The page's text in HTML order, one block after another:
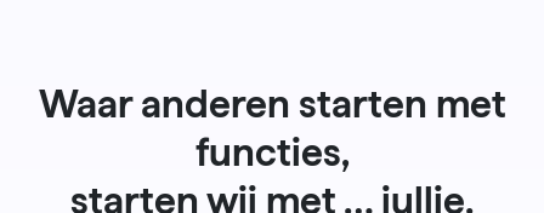
Waar anderen starten met
functies,
starten wij met … jullie.